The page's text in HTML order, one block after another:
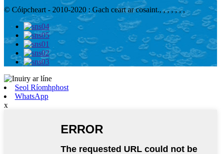
© Cóipcheart - 2010-2020 : Gach ceart ar cosaint., , , , , , ,
Seol Ríomhphost
WhatsApp
x